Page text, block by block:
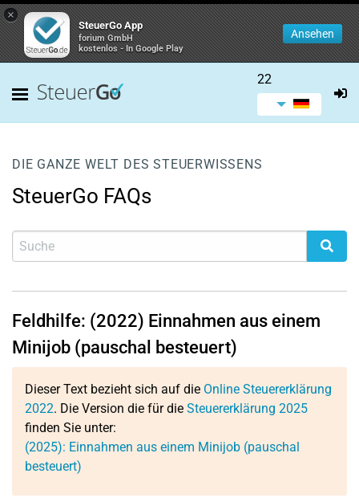
×
SteuerGo App
forium GmbH
kostenlos - In Google Play
Ansehen
22
DIE GANZE WELT DES STEUERWISSENS
SteuerGo FAQs
Feldhilfe: (2022) Einnahmen aus einem
Minijob (pauschal besteuert)
Dieser Text bezieht sich auf die Online Steuererklärung
2022. Die Version die für die Steuererklärung 2025
finden Sie unter:
(2025): Einnahmen aus einem Minijob (pauschal
besteuert)